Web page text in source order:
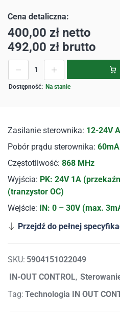
Zasilanie sterownika: 12-24V
Pobór prądu sterownika: 60mA
Częstotliwość: 868 MHz
Wyjścia: PK: 24V 1A
(tranzystor OC)
Wejście:
IN: 0 – 30V (max.
Przejdź do pełnej
SKU: 5904151022049
IN-OUT CONTROL,
Tag: Technologia IN OUT
400,00 zł netto
492,00 zł brutto
Na stanie